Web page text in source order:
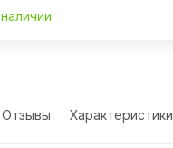
Отзывы Характеристики